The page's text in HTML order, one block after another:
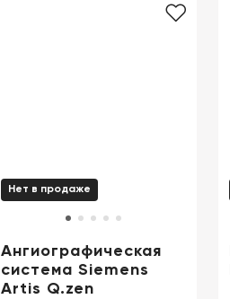
Нет в продаже
Ангиографическая
система Siemens
Artis Q.zen